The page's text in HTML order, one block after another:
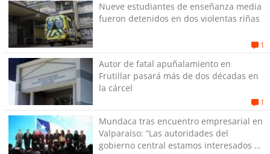
Nueve estudiantes de enseñanza media
fueron detenidos en dos violentas riñas
1
Autor de fatal apuñalamiento en
Frutillar pasará más de dos décadas en
la cárcel
1
Mundaca tras encuentro empresarial en
Valparaíso: “Las autoridades del
gobierno central estamos interesados en